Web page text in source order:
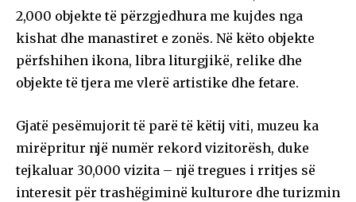
2,000 objekte të përzgjedhura me kujdes nga
kishat dhe manastiret e zonës. Në këto objekte
përfshihen ikona, libra liturgjikë, relike dhe
objekte të tjera me vlerë artistike dhe fetare.
Gjatë pesëmujorit të parë të këtij viti, muzeu ka
mirëpritur një numër rekord vizitorësh, duke
tejkaluar 30,000 vizita – një tregues i rritjes së
interesit për trashëgiminë kulturore dhe turizmin